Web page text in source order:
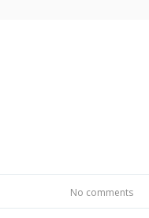
No comments